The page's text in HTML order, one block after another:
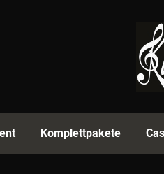
Komplettpakete